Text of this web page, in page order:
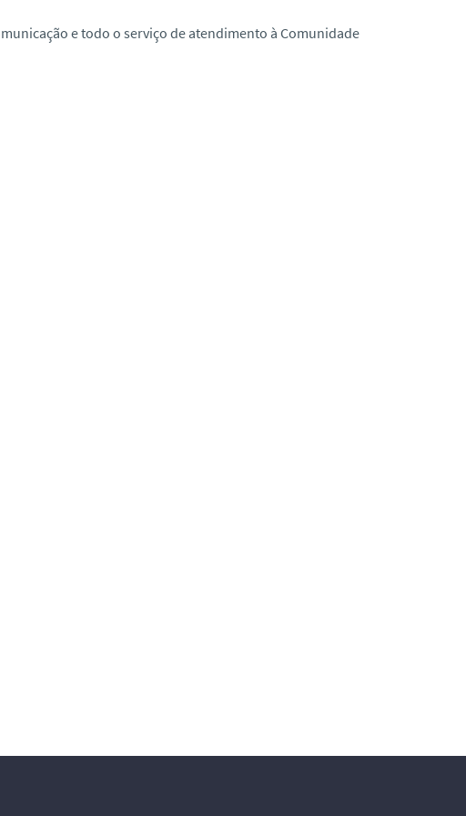
e todo o serviço de atendimento à Comunidade